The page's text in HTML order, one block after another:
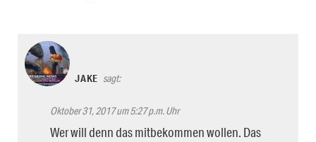
JAKE sagt:
Oktober 31, 2017 um 5:27 p.m. Uhr
Wer will denn das mitbekommen wollen. Das